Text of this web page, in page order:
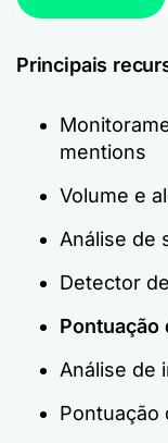
Principais
mentions
Volume e
Análise de
Detector
Pontuação
Análise de
Pontuação